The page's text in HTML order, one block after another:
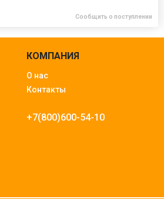
Сообщить о поступлении
КОМПАНИЯ
О нас
Контакты
+7(800)600-54-10